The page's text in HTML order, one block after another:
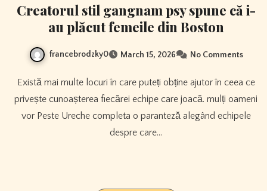
Creatorul stil gangnam psy spune că i-
au plăcut femeile din Boston
francebrodzky0 March 15, 2026 No Comments
Există mai multe locuri în care puteți obține ajutor în ceea ce
privește cunoașterea fiecărei echipe care joacă. mulți oameni
vor Peste Ureche completa o paranteză alegând echipele
despre care…